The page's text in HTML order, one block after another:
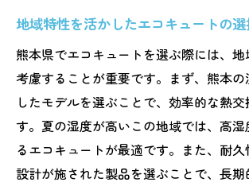
高湿度対応エコキュートで熊本県
熊本県の夏に適したエコキュ
快適な夏を過ごすためのエコ
高湿度環境でのエコキュート
エコキュートで熊本県の夏を
地域特性を活かしたエコキュートの
熊本県でエコキュートを選ぶ際には、
考慮することが重要です。まず、熊本
したモデルを選ぶことで、効率的な熱
す。夏の湿度が高いこの地域では、高
るエコキュートが最適です。また、耐
設計が施された製品を選ぶことで、長